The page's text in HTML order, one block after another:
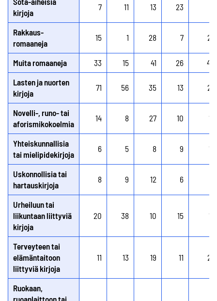
kirjoja
7 11 13 23
Rakkaus-
romaaneja
15 1 28 7 23
Muita romaaneja 33 15 41 26
40
Lasten ja nuorten
kirjoja
71 56 35 13 25
Novelli-, runo- tai
aforismikokoelmia
14 8 27 10 16
Yhteiskunnallisia
tai mielipidekirjoja
6 5 8 9 12
Uskonnollisia tai
hartauskirjoja
8 9 12 6
Urheiluun tai
liikuntaan liittyviä
kirjoja
20 38 10 15 14
Terveyteen tai
elämäntaitoon
liittyviä kirjoja
11 13 19 11 24
Ruokaan,
ruoanlaittoon tai